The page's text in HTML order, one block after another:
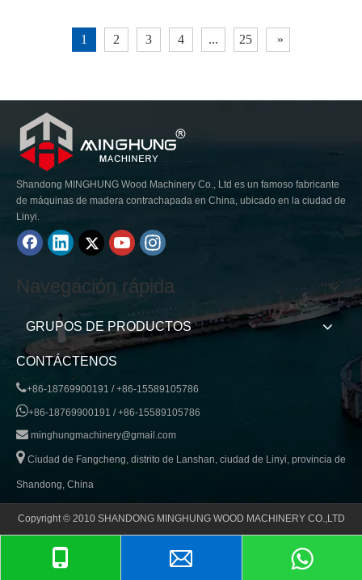
chapa son adecuadas para una gran capacidad de secado por día, pueden
1 2 3 4 ... 25 »
Shandong MINGHUNG Wood Machinery Co., Ltd es un famoso fabricante
de máquinas de madera contrachapada en China, ubicado en la ciudad de
Linyi.
Navegación rápida
GRUPOS DE PRODUCTOS
CONTÁCTENOS
+86-18769900191 / +86-15589105786
+86-18769900191 / +86-15589105786
 minghungmachinery@gmail.com
 Ciudad de Fangcheng, distrito de Lanshan, ciudad de Linyi, provincia de
Shandong, China
Copyright © 2010 SHANDONG MINGHUNG WOOD MACHINERY CO.,LTD